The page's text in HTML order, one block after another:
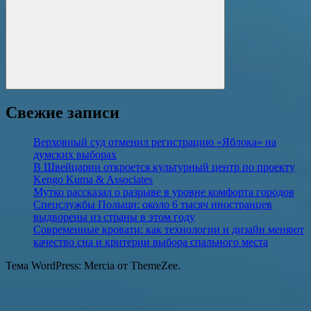
Поиск
Свежие записи
Верховный суд отменил регистрацию «Яблока» на
думских выборах
В Швейцарии откроется культурный центр по проекту
Kengo Kuma & Associates
Мутко рассказал о разрыве в уровне комфорта городов
Спецслужбы Польши: около 6 тысяч иностранцев
выдворены из страны в этом году
Современные кровати: как технологии и дизайн меняют
качество сна и критерии выбора спального места
Тема WordPress: Mercia от ThemeZee.